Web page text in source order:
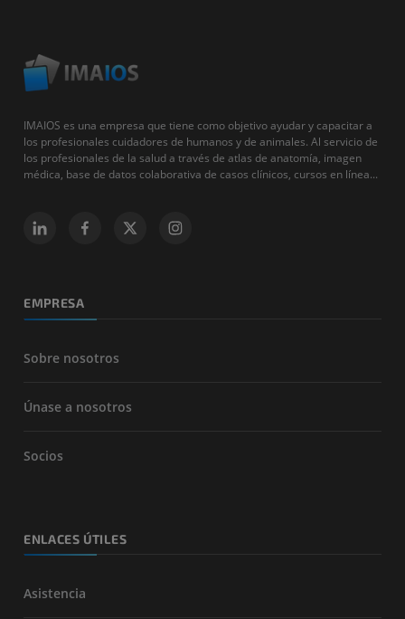
IMAIOS es una empresa que tiene como objetivo ayudar y capacitar a
los profesionales cuidadores de humanos y de animales. Al servicio de
los profesionales de la salud a través de atlas de anatomía, imagen
médica, base de datos colaborativa de casos clínicos, cursos en línea...
EMPRESA
Sobre nosotros
Únase a nosotros
Socios
ENLACES ÚTILES
Asistencia